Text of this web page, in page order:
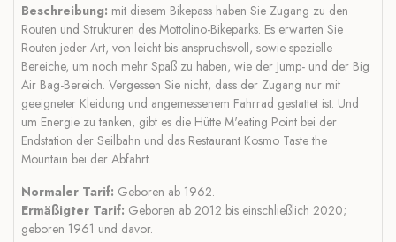
Beschreibung: mit diesem Bikepass haben Sie Zugang zu den
Routen und Strukturen des Mottolino-Bikeparks. Es erwarten Sie
Routen jeder Art, von leicht bis anspruchsvoll, sowie spezielle
Bereiche, um noch mehr Spaß zu haben, wie der Jump- und der Big
Air Bag-Bereich. Vergessen Sie nicht, dass der Zugang nur mit
geeigneter Kleidung und angemessenem Fahrrad gestattet ist. Und
um Energie zu tanken, gibt es die Hütte M'eating Point bei der
Endstation der Seilbahn und das Restaurant Kosmo Taste the
Mountain bei der Abfahrt.
Normaler Tarif: Geboren ab 1962.
Ermäßigter Tarif: Geboren ab 2012 bis einschließlich 2020;
geboren 1961 und davor.